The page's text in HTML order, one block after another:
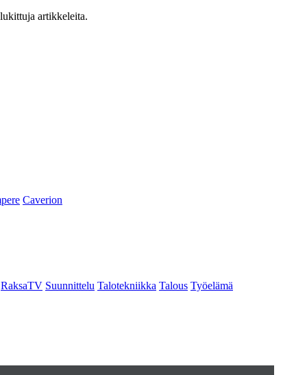
artikkeleita.
Caverion
RaksaTV Suunnittelu Talotekniikka Talous Työelämä